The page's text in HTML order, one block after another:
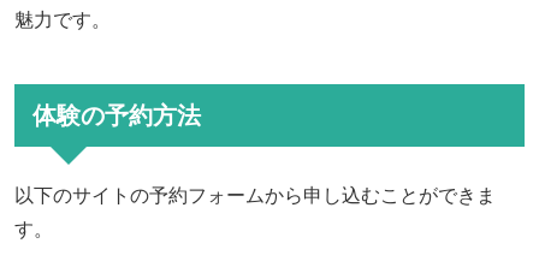
魅力です。
体験の予約方法
以下のサイトの予約フォームから申し込むことができま
す。